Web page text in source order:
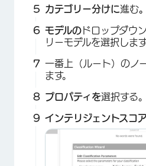
カテゴリー分けに進む。
モデルの ドロップダウ
リーモデルを選択します
一番上（ルート）のノ
ます。
プロパティを選択する。
インテリジェントスコ